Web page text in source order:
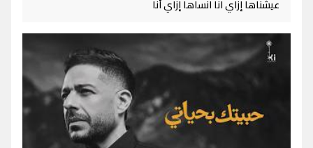
عيشناها إزاي انا انساها إزاي أنا